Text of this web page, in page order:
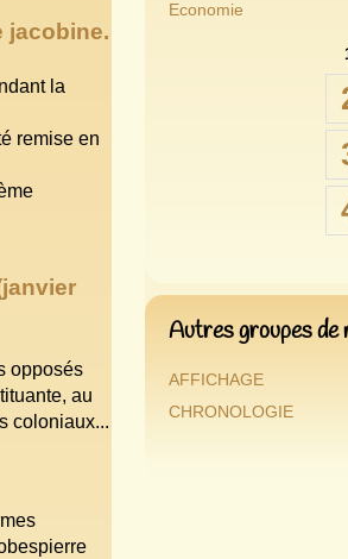
jacobine.
la
remise en
opposés
au
coloniaux...
Economie
Autres groupes
AFFICHAGE
CHRONOLOGIE